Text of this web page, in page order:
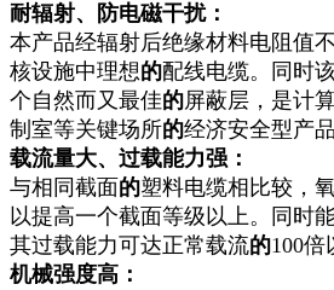
耐辐射、防电磁干扰：
本产品经辐射后绝缘材料电阻值
核设施中理想的配线电缆。同时
个自然而又最佳的屏蔽层，是计
制室等关键场所的经济安全型产品
载流量大、过载能力强：
与相同截面的塑料电缆相比较，
以提高一个截面等级以上。同时
其过载能力可达正常载流的100倍
机械强度高：